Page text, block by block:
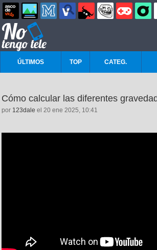
ÚLTIMOS TOP CATEG.
Cómo calcular las diferentes
por 123dale el 20 ene 2025, 10:41